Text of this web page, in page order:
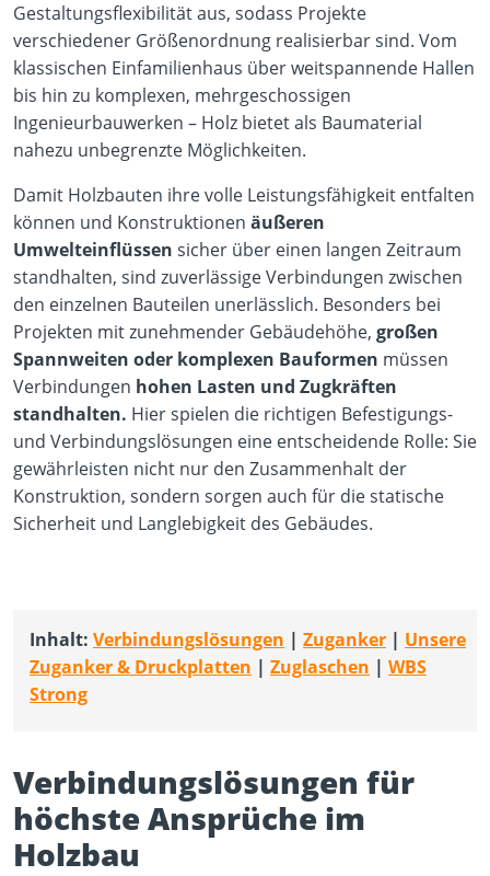
Gestaltungsflexibilität aus, sodass Projekte
verschiedener Größenordnung realisierbar sind. Vom
klassischen Einfamilienhaus über weitspannende Hallen
bis hin zu komplexen, mehrgeschossigen
Ingenieurbauwerken – Holz bietet als Baumaterial
nahezu unbegrenzte Möglichkeiten.
Damit Holzbauten ihre volle Leistungsfähigkeit entfalten
können und Konstruktionen äußeren
Umwelteinflüssen sicher über einen langen Zeitraum
standhalten, sind zuverlässige Verbindungen zwischen
den einzelnen Bauteilen unerlässlich. Besonders bei
Projekten mit zunehmender Gebäudehöhe, großen
Spannweiten oder komplexen Bauformen müssen
Verbindungen hohen Lasten und Zugkräften
standhalten. Hier spielen die richtigen Befestigungs-
und Verbindungslösungen eine entscheidende Rolle: Sie
gewährleisten nicht nur den Zusammenhalt der
Konstruktion, sondern sorgen auch für die statische
Sicherheit und Langlebigkeit des Gebäudes.
Inhalt: Verbindungslösungen | Zuganker | Unsere
Zuganker & Druckplatten | ​​​​​​ Zuglaschen | WBS
Strong
Verbindungslösungen für
höchste Ansprüche im
Holzbau